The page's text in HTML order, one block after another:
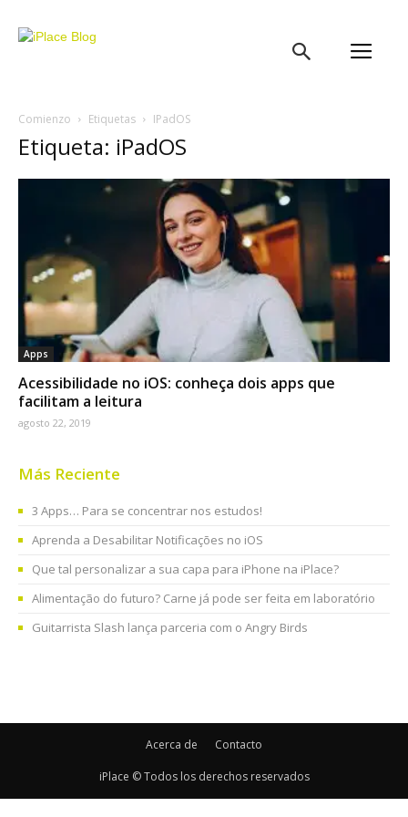
Comienzo Etiquetas IPadOS
Etiqueta: iPadOS
Apps
Acessibilidade no iOS: conheça dois apps que
facilitam a leitura
agosto 22, 2019
Más Reciente
3 Apps… Para se concentrar nos estudos!
Aprenda a Desabilitar Notificações no iOS
Que tal personalizar a sua capa para iPhone na iPlace?
Alimentação do futuro? Carne já pode ser feita em laboratório
Guitarrista Slash lança parceria com o Angry Birds
Acerca de Contacto
iPlace © Todos los derechos reservados